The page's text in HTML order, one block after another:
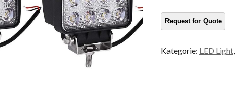
Kategorie: LED Light,